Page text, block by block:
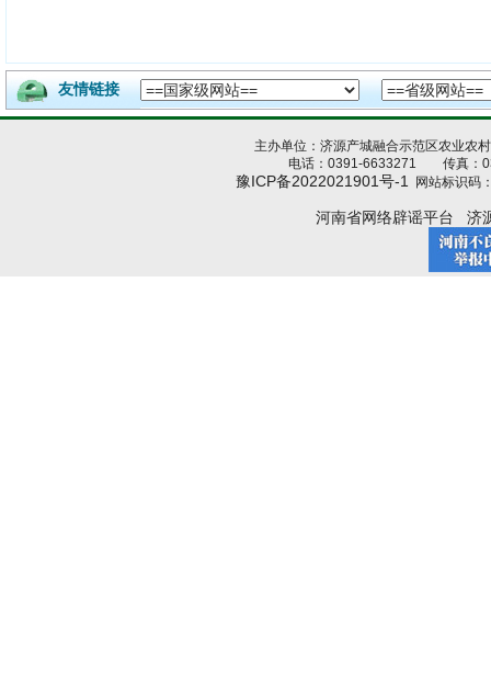
友情链接
主办单位：济源产城融合示范区农业
电话：0391-6633271 传真：
豫ICP备2022021901号-1 网站标识码
河南省网络辟谣平台 济